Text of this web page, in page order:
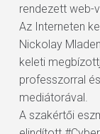
rendezett web-
Az Interneten
Nickolay
keleti
professzorral
mediátorával.
A szakértői